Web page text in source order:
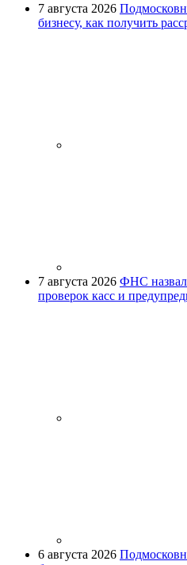
7 августа 2026
бизнесу, как получить
7 августа 2026 ФНС
проверок касс и
6 августа 2026